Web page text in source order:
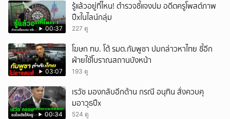
00:37
รู้แล้วอยู่ที่ไหน! ตำรวจชี้แจงปม อดีตครูโพสต์ภาพ
ปืxในไลน์กลุ่ม
227 ดู
03:07
โฆษก ทบ. โต้ รมต.กัมพูชา ปมกล่าวหาไทย ชี้อีก
ฝ่ายใช้โบราณสถานบังหน้า
193 ดู
00:34
เรวัช มองกลับอีกด้าน กรณี อนุทิน สั่งควบคุ
มอาวุธปืx
524 ดู